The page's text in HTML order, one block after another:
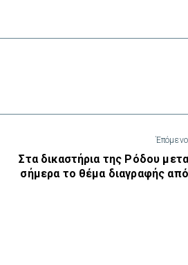
Στα δικαστήρια της Ρόδου
σήμερα το θέμα διαγραφής